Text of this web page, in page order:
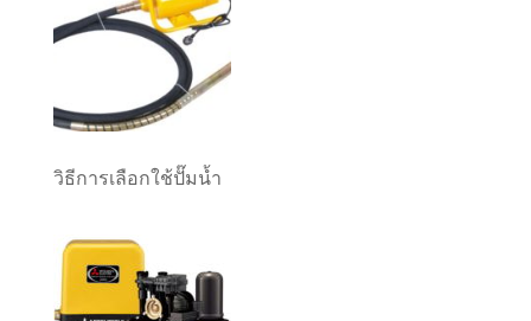
วิธีการเลือกใช้ปั๊มน้ำ